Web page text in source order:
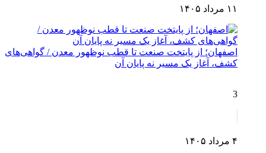
۱۱ مرداد ۱۴۰۵
اصفهان؛ از پایتخت صنعت تا قطب نوظهور معدن / گواهی‌های
کشف، آغاز یک مسیر نه پایان آن
3
۴ مرداد ۱۴۰۵